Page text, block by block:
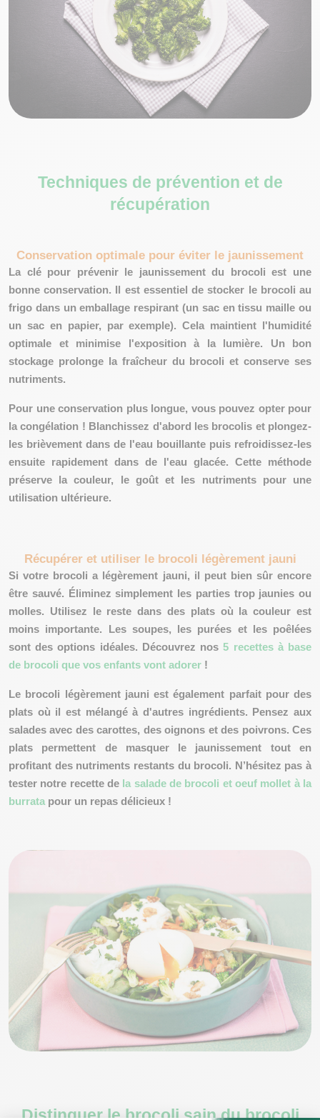
Techniques de prévention et de
récupération
Conservation optimale pour éviter le jaunissement
La clé pour prévenir le jaunissement du brocoli est une
bonne conservation. Il est essentiel de stocker le brocoli au
frigo dans unemballage respirant (un sac en tissu maille ou
un sac en papier, par exemple). Cela maintient l'humidité
optimale et minimise l'exposition à la lumière. Un bon
stockage prolonge la fraîcheur du brocoli et conserve ses
nutriments.
Pour une conservation plus longue, vous pouvez opter pour
lacongélation ! Blanchissez d'abord les brocolis et plongez-
les brièvement dans de l'eau bouillante puis refroidissez-les
ensuite rapidement dans de l'eau glacée. Cette méthode
préserve la couleur, le goûtet les nutriments pour une
utilisation ultérieure.
Récupérer et utiliser le brocoli légèrement jauni
Si votre brocoli a légèrement jauni, il peut bien sûr encore
être sauvé. Éliminez simplement les parties trop jaunies ou
molles. Utilisez le reste dans des plats où la couleur est
moins importante. Les soupes, les purées et les poêlées
sont des options idéales. Découvrez nos5 recettes à base
de brocoli que vos enfants vont adorer !
Le brocoli légèrement jauni est également parfait pour des
plats où il est mélangé à d'autres ingrédients. Pensez aux
salades avec des carottes, des oignons et des poivrons. Ces
plats permettent de masquer le jaunissement tout en
profitant des nutriments restants du brocoli. N’hésitez pas à
tester notre recette de la salade de brocoli et oeuf mollet à la
burrata pour un repas délicieux !
Distinguer le brocoli sain du brocoli